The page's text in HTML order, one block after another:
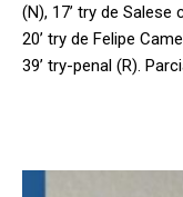
(N), 17’ try de
20’ try de Felipe
39’ try-penal (R).